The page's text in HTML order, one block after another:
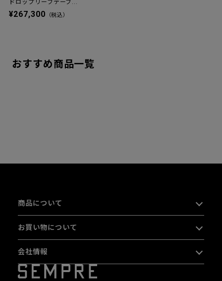
ドロップリーフテーブ...
¥267,300 （税込）
おすすめ商品一覧
商品について
お買い物について
会社情報